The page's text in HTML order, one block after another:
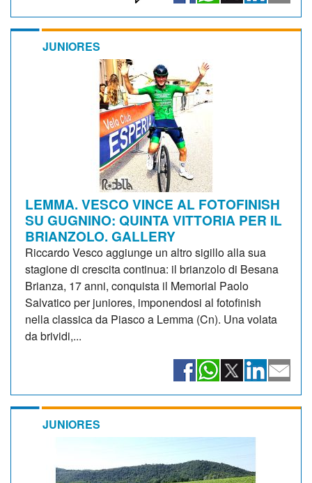
JUNIORES
LEMMA. VESCO VINCE AL FOTOFINISH
SU GUGNINO: QUINTA VITTORIA PER IL
BRIANZOLO. GALLERY
Riccardo Vesco aggiunge un altro sigillo alla sua
stagione di crescita continua: il brianzolo di Besana
Brianza, 17 anni, conquista il Memorial Paolo
Salvatico per juniores, imponendosi al fotofinish
nella classica da Piasco a Lemma (Cn). Una volata
da brividi,...
JUNIORES